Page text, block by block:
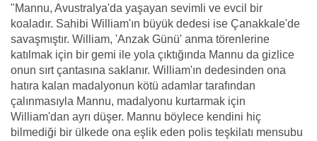
"Mannu, Avustralya'da yaşayan sevimli ve evcil bir
koaladır. Sahibi William'ın büyük dedesi ise Çanakkale'de
savaşmıştır. William, 'Anzak Günü' anma törenlerine
katılmak için bir gemi ile yola çıktığında Mannu da gizlice
onun sırt çantasına saklanır. William'ın dedesinden ona
hatıra kalan madalyonun kötü adamlar tarafından
çalınmasıyla Mannu, madalyonu kurtarmak için
William'dan ayrı düşer. Mannu böylece kendini hiç
bilmediği bir ülkede ona eşlik eden polis teşkilatı mensubu